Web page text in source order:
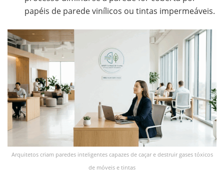
papéis de parede vinílicos ou tintas impermeáveis.
Arquitetos criam paredes inteligentes capazes de caçar e destruir gases tóxicos
de móveis e tintas